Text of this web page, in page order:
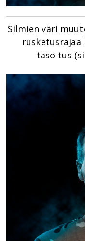
Silmien väri
tasoitus